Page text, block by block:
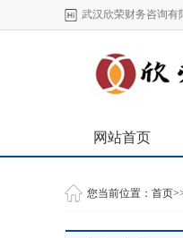
武汉欣荣财务咨询有
网站首页
您当前位置： 首页